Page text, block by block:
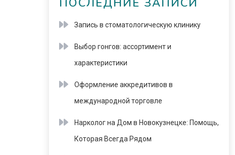
ПОСЛЕДНИЕ ЗАПИСИ
Запись в стоматологическую клинику
Выбор гонгов: ассортимент и
характеристики
Оформление аккредитивов в
международной торговле
Нарколог на Дом в Новокузнецке: Помощь,
Которая Всегда Рядом